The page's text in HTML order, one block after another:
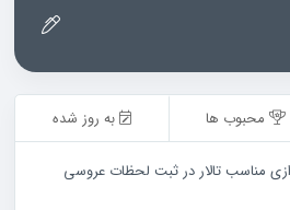
محبوب ها به روز شده
مناسب تالار در ثبت لحظات عروسی